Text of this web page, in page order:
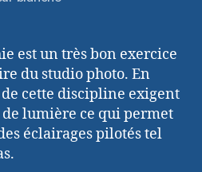
est un très bon exercice
du studio photo. En
cette discipline exigent
lumière ce qui permet
éclairages pilotés tel